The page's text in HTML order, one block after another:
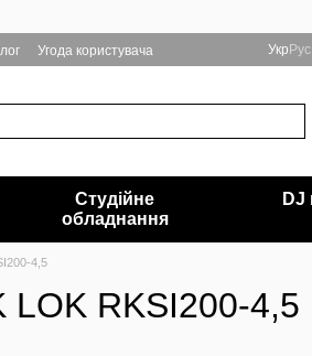
Угода користувача Укр Рус
Студійне
обладнання
DJ
4,5
LOK RKSI200-4,5